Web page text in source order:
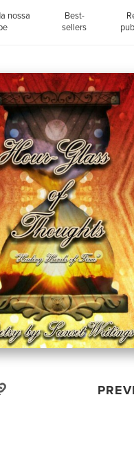
nossa
Best-
sellers